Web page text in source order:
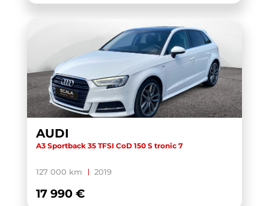
AUDI
A3 Sportback 35 TFSI CoD 150 S tronic 7
127 000 km 2019
17 990 €